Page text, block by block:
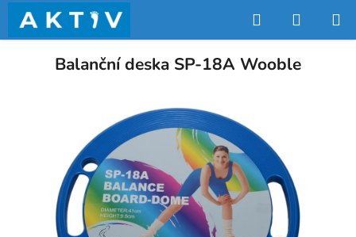
obsah
Hledat
KOŠÍK
Balanční deska SP-18A Wooble